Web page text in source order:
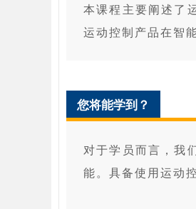
本课程主要阐述了
运动控制产品在智
您将能学到？
对于学员而言，我
能。具备使用运动